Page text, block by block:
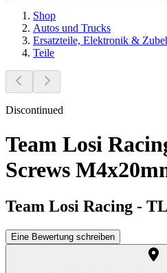
Shop
Autos und Trucks
Ersatzteile, Elektronik &
Teile
Discontinued
Team Losi
Screws
Team Losi Racing -
Eine Bewertung schreiben